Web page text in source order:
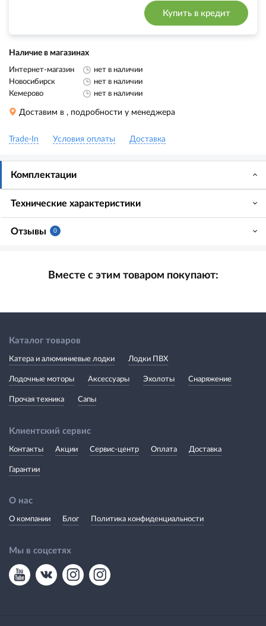
Купить в кредит
Наличие в магазинах
Интернет-магазин
нет в наличии
Новосибирск
нет в наличии
Кемерово
нет в наличии
Доставим в , подробности у менеджера
Trade-In Условия оплаты Доставка
Комплектации
Технические характеристики
Отзывы 0
Вместе с этим товаром покупают:
Каталог товаров
Катера и алюминиевые лодки Лодки ПВХ
Лодочные моторы Аксессуары Эхолоты Снаряжение
Прочая техника Сапы
Клиентский сервис
Контакты Акции Сервис-центр Оплата Доставка
Гарантии
О нас
О компании Блог Политика конфиденциальности
Мы в соцсетях